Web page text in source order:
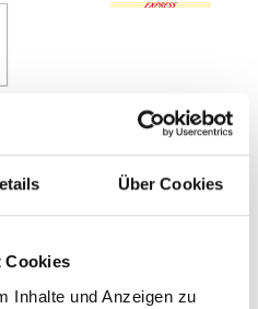
Über Cookies
Cookies
Inhalte und Anzeigen zu
von Deutschland abweichen.
( )